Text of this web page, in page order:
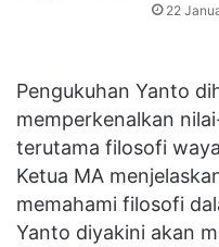
22
Pengukuhan Yanto
memperkenalkan
terutama filosofi
Ketua MA
memahami filosofi
Yanto diyakini akan